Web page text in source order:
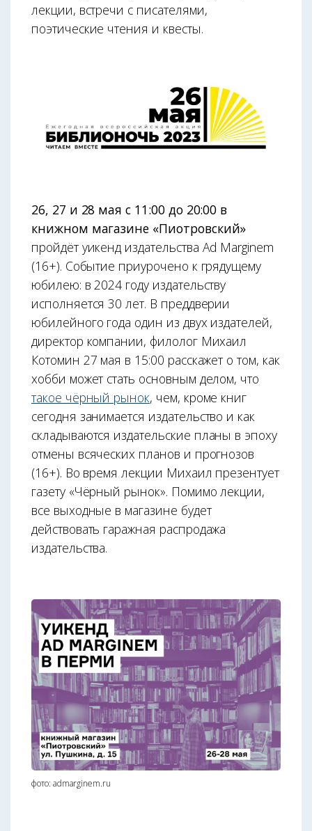
лекции, встречи с писателями,
поэтические чтения и квесты.
26, 27 и 28 мая с 11:00 до 20:00 в
книжном магазине «Пиотровский»
пройдёт уикенд издательства Ad Marginem
(16+). Событие приурочено к грядущему
юбилею: в 2024 году издательству
исполняется 30 лет. В преддверии
юбилейного года один из двух издателей,
директор компании, филолог Михаил
Котомин 27 мая в 15:00 расскажет о том, как
хобби может стать основным делом, что
такое чёрный рынок, чем, кроме книг
сегодня занимается издательство и как
складываются издательские планы в эпоху
отмены всяческих планов и прогнозов
(16+). Во время лекции Михаил презентует
газету «Чёрный рынок». Помимо лекции,
все выходные в магазине будет
действовать гаражная распродажа
издательства.
фото: admarginem.ru